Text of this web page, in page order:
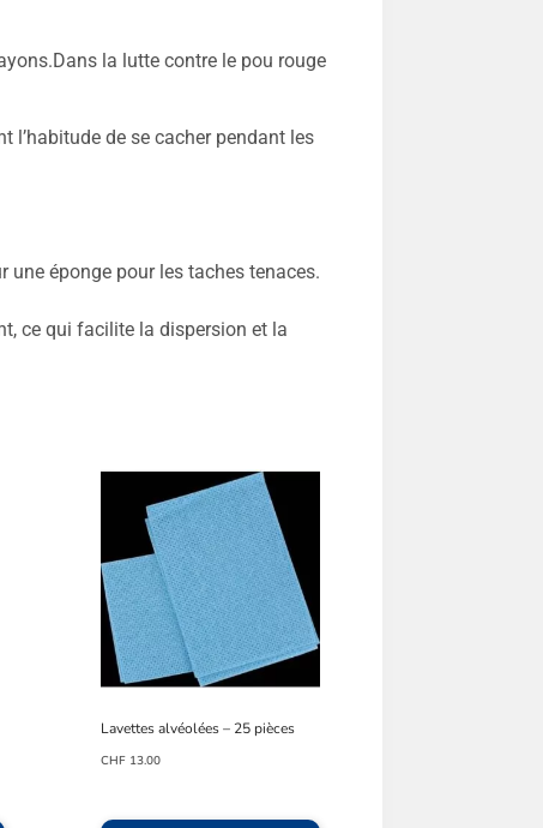
la lutte contre le pou rouge
l’habitude de se cacher pendant les
une éponge pour les taches tenaces.
ce qui facilite la dispersion et la
Lavettes alvéolées – 25 pièces
CHF 13.00